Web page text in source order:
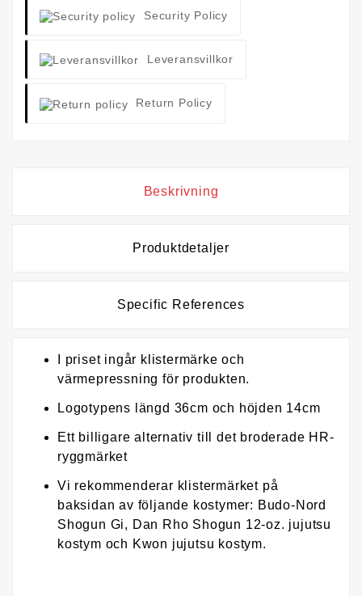
Security Policy
Leveransvillkor
Return Policy
Beskrivning
Produktdetaljer
Specific References
I priset ingår klistermärke och
värmepressning för produkten.
Logotypens längd 36cm och höjden 14cm
Ett billigare alternativ till det broderade HR-
ryggmärket
Vi rekommenderar klistermärket på
baksidan av följande kostymer: Budo-Nord
Shogun Gi, Dan Rho Shogun 12-oz. jujutsu
kostym och Kwon jujutsu kostym.